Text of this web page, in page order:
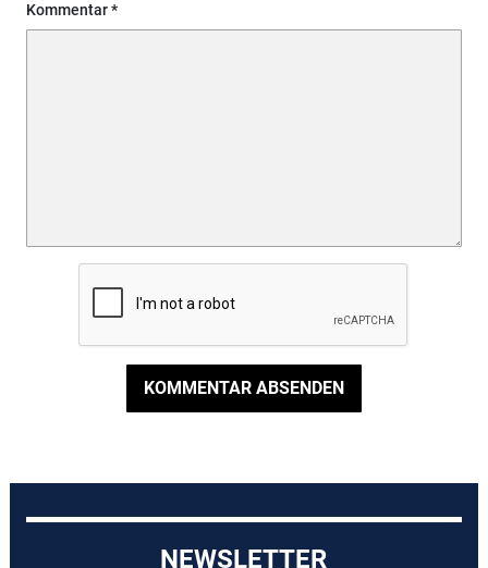
Kommentar
KOMMENTAR ABSENDEN
NEWSLETTER